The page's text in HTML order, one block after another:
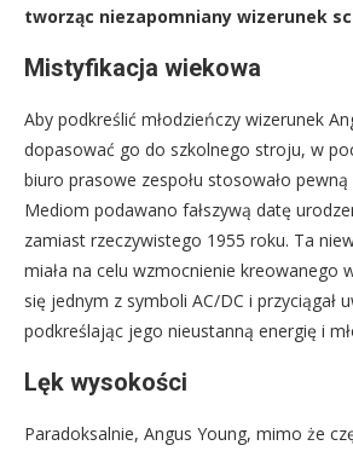
tworząc niezapomniany wizerunek
Mistyfikacja wiekowa
Aby podkreślić młodzieńczy wizerunek
dopasować go do szkolnego stroju, w
biuro prasowe zespołu stosowało
Mediom podawano fałszywą datę
zamiast rzeczywistego 1955 roku. Ta
miała na celu wzmocnienie kreowanego
się jednym z symboli AC/DC i przyciągał
podkreślając jego nieustanną energię i
Lęk wysokości
Paradoksalnie, Angus Young, mimo że